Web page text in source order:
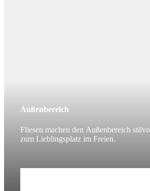
Außenbereich
Fliesen machen den Außenbereich
zum Lieblingsplatz im Freien.